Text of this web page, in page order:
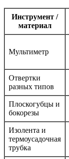
Инструмент /
материал
Мультиметр
Отвертки
разных типов
Плоскогубцы и
бокорезы
Изолента и
термоусадочная
трубка